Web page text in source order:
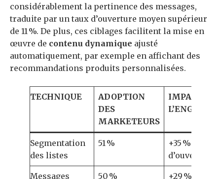
considérablement la pertinence des messages,
traduite par un taux d’ouverture moyen supérieur
de 11 %. De plus, ces ciblages facilitent la mise en
œuvre de contenu dynamique ajusté
automatiquement, par exemple en affichant des
recommandations produits personnalisées.
TECHNIQUE
ADOPTION
DES
MARKETEURS
IMPACT
Segmentation
des listes
51 %
+35 % taux
d’ouverture
Messages 50 % +29 % clics